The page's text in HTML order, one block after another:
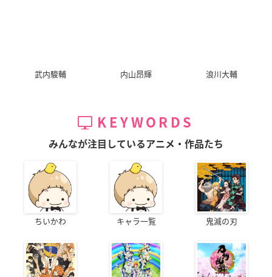
武内駿輔 内山昂輝 浪川大輔
KEYWORDS
みんなが注目しているアニメ・作品たち
ちいかわ キャラ一覧 鬼滅の刃